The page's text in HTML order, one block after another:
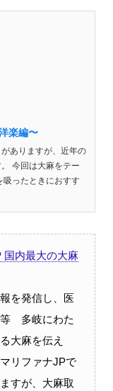
楽編〜
ありますが、近年の
今回は大麻をテー
吸ったときにおすす
国内最大の大麻
を発信し、医
等 多岐にわた
大麻を伝え
リファナJPで
すが、大麻取